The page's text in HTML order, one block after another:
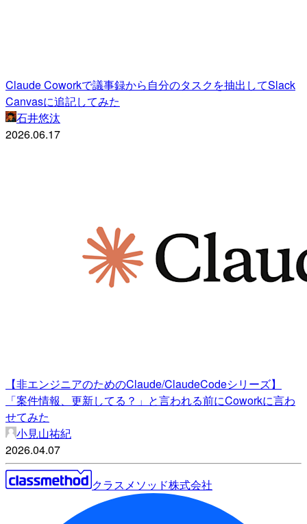
Claude Coworkで議事録から自分のタスクを抽出してSlack
Canvasに追記してみた
石井悠汰
2026.06.17
【非エンジニアのためのClaude/ClaudeCodeシリーズ】
「案件情報、更新してる？」と言われる前にCoworkに言わ
せてみた
小見山祐紀
2026.04.07
クラスメソッド株式会社